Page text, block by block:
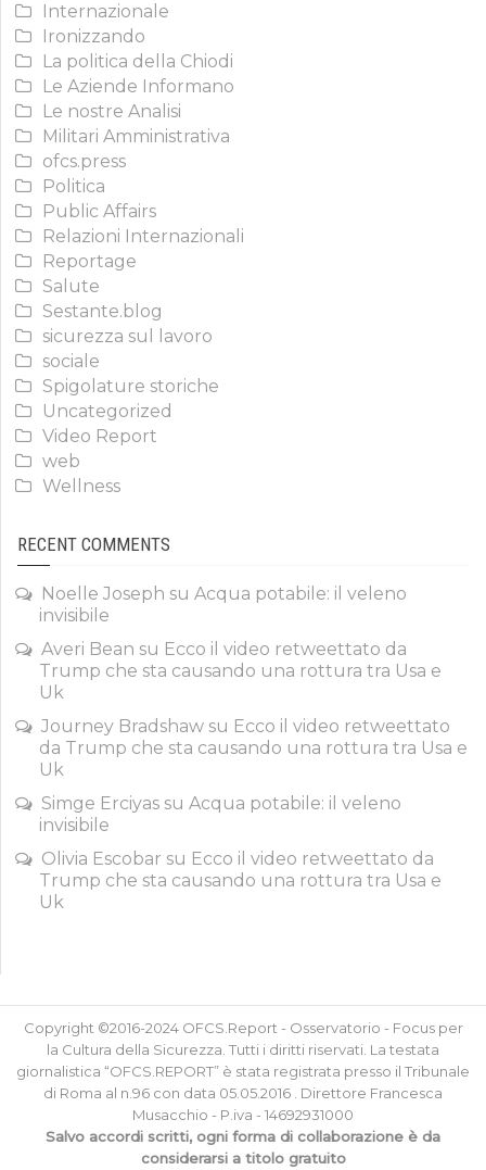
Internazionale
Ironizzando
La politica della Chiodi
Le Aziende Informano
Le nostre Analisi
Militari Amministrativa
ofcs.press
Politica
Public Affairs
Relazioni Internazionali
Reportage
Salute
Sestante.blog
sicurezza sul lavoro
sociale
Spigolature storiche
Uncategorized
Video Report
web
Wellness
RECENT COMMENTS
Noelle Joseph su Acqua potabile: il veleno
invisibile
Averi Bean su Ecco il video retweettato da
Trump che sta causando una rottura tra Usa e
Uk
Journey Bradshaw su Ecco il video retweettato
da Trump che sta causando una rottura tra Usa e
Uk
Simge Erciyas su Acqua potabile: il veleno
invisibile
Olivia Escobar su Ecco il video retweettato da
Trump che sta causando una rottura tra Usa e
Uk
Copyright ©2016-2024 OFCS.Report - Osservatorio - Focus per
la Cultura della Sicurezza. Tutti i diritti riservati. La testata
giornalistica “OFCS.REPORT” è stata registrata presso il Tribunale
di Roma al n.96 con data 05.05.2016 . Direttore Francesca
Musacchio - P.iva - 14692931000
Salvo accordi scritti, ogni forma di collaborazione è da
considerarsi a titolo gratuito